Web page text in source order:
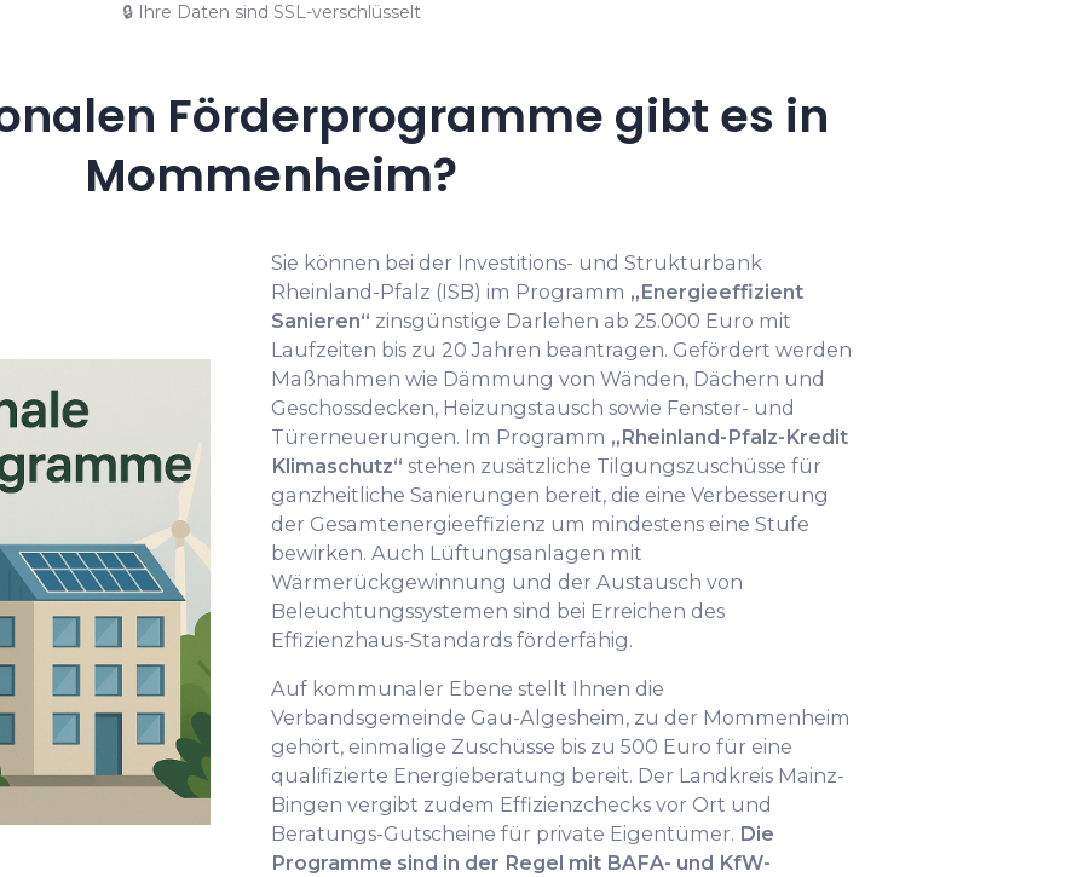
🔒 Ihre Daten sind SSL-verschlüsselt
Förderprogramme gibt es in
Mommenheim?
Sie können bei der Investitions- und Strukturbank
Rheinland-Pfalz (ISB) im Programm „Energieeffizient
Sanieren“ zinsgünstige Darlehen ab 25.000 Euro mit
Laufzeiten bis zu 20 Jahren beantragen. Gefördert werden
Maßnahmen wie Dämmung von Wänden, Dächern und
Geschossdecken, Heizungstausch sowie Fenster- und
Türerneuerungen. Im Programm „Rheinland-Pfalz-Kredit
Klimaschutz“ stehen zusätzliche Tilgungszuschüsse für
ganzheitliche Sanierungen bereit, die eine Verbesserung
der Gesamtenergieeffizienz um mindestens eine Stufe
bewirken. Auch Lüftungsanlagen mit
Wärmerückgewinnung und der Austausch von
Beleuchtungssystemen sind bei Erreichen des
Effizienzhaus-Standards förderfähig.
Auf kommunaler Ebene stellt Ihnen die
Verbandsgemeinde Gau-Algesheim, zu der Mommenheim
gehört, einmalige Zuschüsse bis zu 500 Euro für eine
qualifizierte Energieberatung bereit. Der Landkreis Mainz-
Bingen vergibt zudem Effizienzchecks vor Ort und
Beratungs-Gutscheine für private Eigentümer. Die
Programme sind in der Regel mit BAFA- und KfW-